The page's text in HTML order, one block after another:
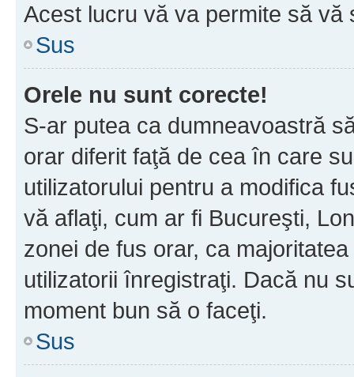
Acest lucru vă va permite să vă
Sus
Orele nu sunt corecte!
S-ar putea ca dumneavoastră
orar diferit faţă de cea în care
utilizatorului pentru a modifica
vă aflaţi, cum ar fi Bucureşti,
zonei de fus orar, ca
utilizatorii înregistraţi. Dacă nu
moment bun să o faceţi.
Sus